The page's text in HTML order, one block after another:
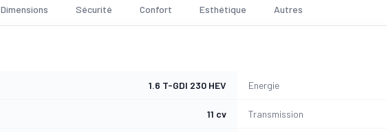
Dimensions Sécurité Confort Esthétique Autres
1.6 T-GDI 230 HEV Energie
11 cv Transmission